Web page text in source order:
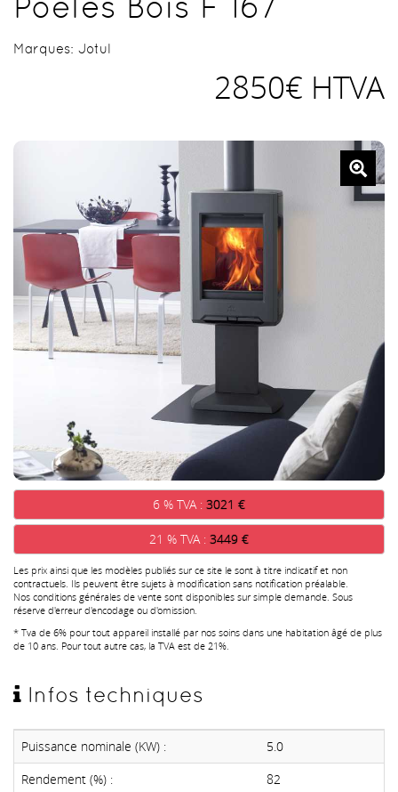
Marques: Jotul
2850€ HTVA
6 % TVA : 3021 €
21 % TVA : 3449 €
Les prix ainsi que les modèles publiés sur ce site le sont à titre indicatif et non
contractuels. Ils peuvent être sujets à modification sans notification préalable.
Nos conditions générales de vente sont disponibles sur simple demande. Sous
réserve d'erreur d'encodage ou d'omission.
* Tva de 6% pour tout appareil installé par nos soins dans une habitation âgé de plus
de 10 ans. Pour tout autre cas, la TVA est de 21%.
Infos techniques
Puissance nominale (KW) :
5.0
Rendement (%) :
82